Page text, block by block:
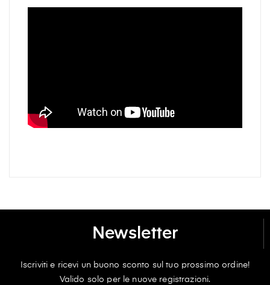
Newsletter
Iscriviti e ricevi un buono sconto sul tuo prossimo ordine!
Valido solo per le nuove registrazioni.